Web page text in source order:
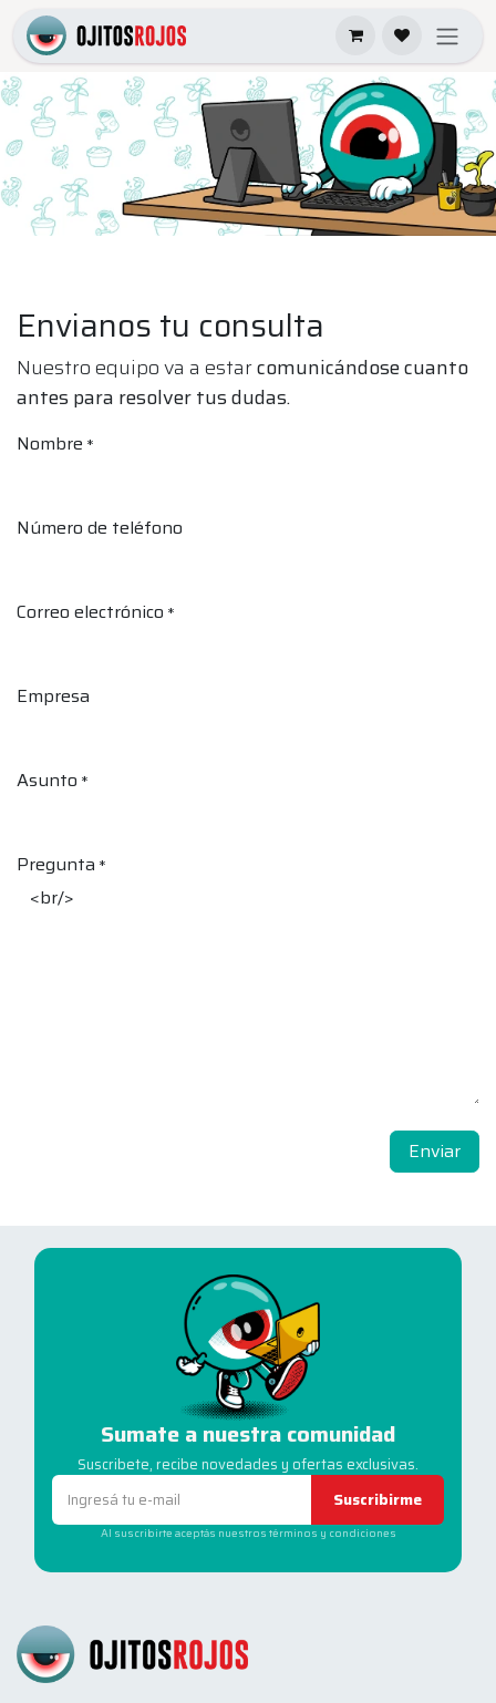
Ir al contenido
Envianos tu consulta
Nuestro equipo va a estarcomunicándose cuanto
antes para resolver tus dudas.
Nombre *
Número de teléfono
Correo electrónico *
Empresa
Asunto *
Pregunta *
Enviar
Sumate a nuestra comunidad
Suscribete, recibe novedades y ofertas exclusivas.
Suscribirme
Al suscribirte aceptás nuestros términos y condiciones